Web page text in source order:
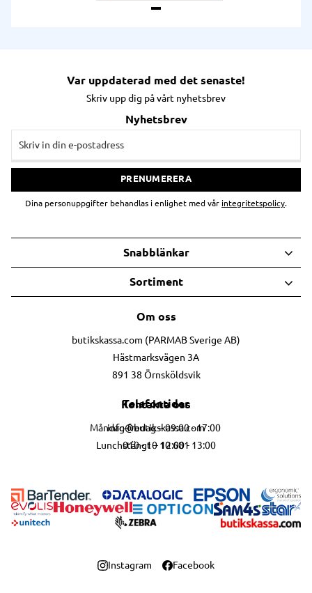
Var uppdaterad med det senaste!
Skriv upp dig på vårt nyhetsbrev
Nyhetsbrev
PRENUMERERA
Dina personuppgifter behandlas i enlighet med vår integritetspolicy.
Om oss
butikskassa.com (PARMAB Sverige AB)
Hästmarksvägen 3A
891 38 Örnsköldsvik
Kontakta oss
info@butikskassa.com
010 - 10 10 681
Telefontider
Måndag-fredag – 09:00 - 17:00
Lunchstängt – 12:00 - 13:00
Snabblänkar
Sortiment
Instagram Facebook